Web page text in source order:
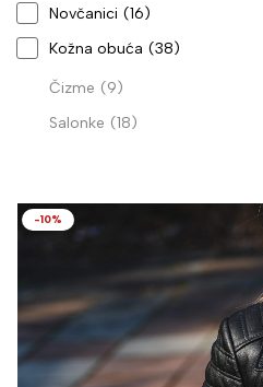
Novčanici (16)
Kožna obuća (38)
Čizme (9)
Salonke (18)
-10%